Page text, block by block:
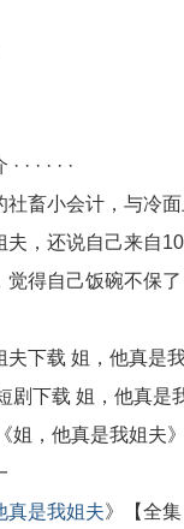
· · · ·
小会计，与冷面
，还说自己来自
得自己饭碗不保
下载 姐，他真是
剧下载 姐，他真是
姐，他真是我姐夫
真是我姐夫》【全